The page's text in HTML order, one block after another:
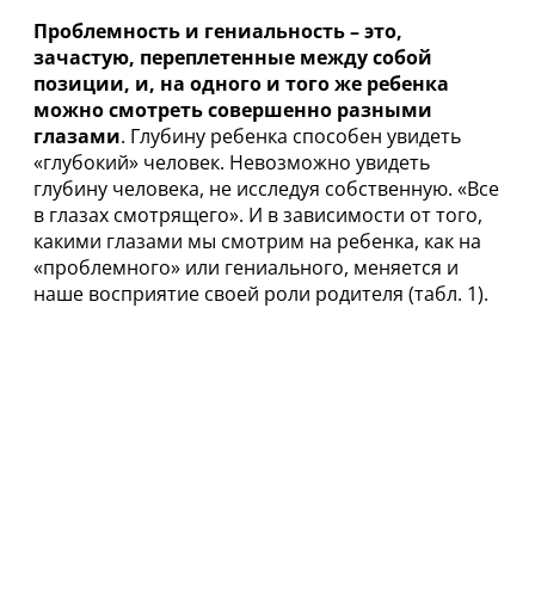
Проблемность и гениальность – это,
зачастую, переплетенные между собой
позиции, и, на одного и того же ребенка
можно смотреть совершенно разными
глазами. Глубину ребенка способен увидеть
«глубокий» человек. Невозможно увидеть
глубину человека, не исследуя собственную. «Все
в глазах смотрящего». И в зависимости от того,
какими глазами мы смотрим на ребенка, как на
«проблемного» или гениального, меняется и
наше восприятие своей роли родителя (табл. 1).